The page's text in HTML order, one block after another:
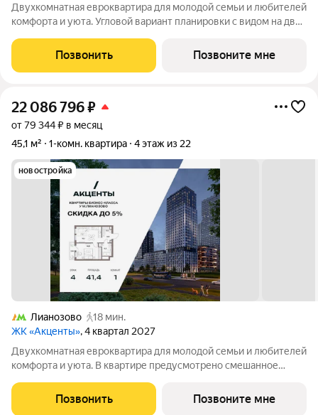
Двухкомнатная евроквартира для молодой семьи и любителей
комфорта и уюта. Угловой вариант планировки с видом на две
приёма гостей. Приватная спальня с угловым остеклением и
местом для
Позвонить Позвоните мне
22 086 796₽
от 79 344 ₽ в месяц
45,1 м²
1-комн. квартира 4 этаж из 22
новостройка
Лианозово
18 мин.
ЖК «Акценты», 4 квартал 2027
Двухкомнатная евроквартира для молодой семьи и любителей
комфорта и уюта. В квартире предусмотрено смешанное
квартиру светом и теплом. Кухня-гостиная с зонированной
кухней и пространством для
Позвонить Позвоните мне